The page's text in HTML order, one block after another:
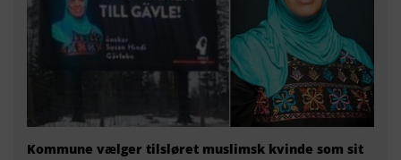
Kommune vælger tilsløret muslimsk kvinde som sit